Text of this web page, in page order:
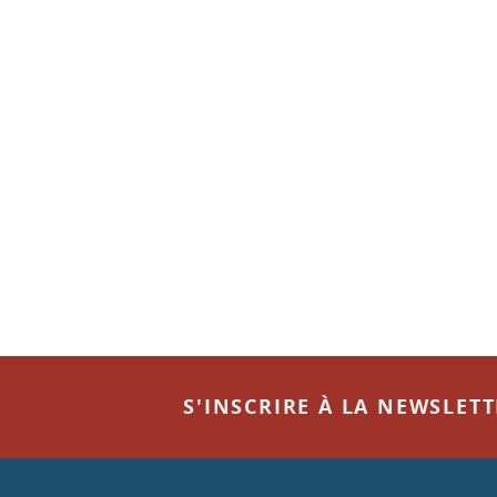
S'INSCRIRE À LA